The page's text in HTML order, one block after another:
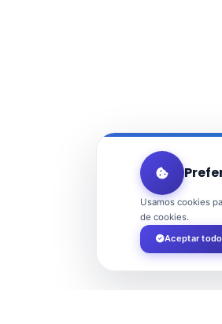
Usamos cookies
de cookies.
Aceptar todo